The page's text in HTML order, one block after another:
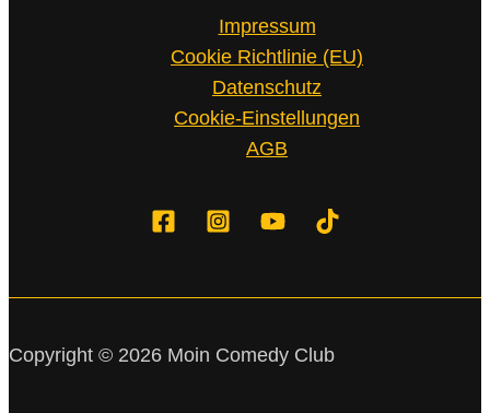
Impressum
Cookie Richtlinie (EU)
Datenschutz
Cookie-Einstellungen
AGB
Copyright © 2026 Moin Comedy Club